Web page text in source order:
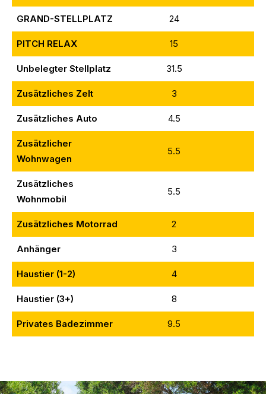
GRAND-STELLPLATZ 24
PITCH RELAX 15
Unbelegter Stellplatz 31.5
Zusätzliches Zelt 3
Zusätzliches Auto 4.5
Zusätzlicher
Wohnwagen
5.5
Zusätzliches
Wohnmobil
5.5
Zusätzliches Motorrad 2
Anhänger 3
Haustier (1-2) 4
Haustier (3+) 8
Privates Badezimmer 9.5